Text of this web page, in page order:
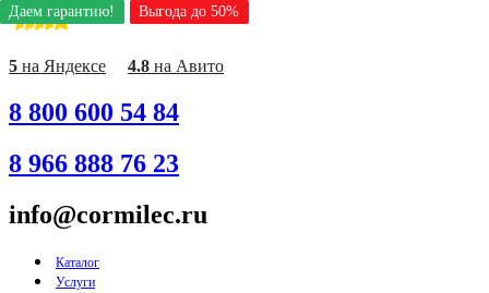
Перейти
к
содержимому
5 на Яндексе 4.8 на Авито
8 800 600 54 84
8 966 888 76 23
info@cormilec.ru
Каталог
Услуги
Даем гарантию! Выгода до 50%
Даем гарантию! Выгода до 50%
Даем гарантию! Выгода до 50%
Даем гарантию! Выгода до 50%
Даем гарантию! Выгода до 50%
Даем гарантию! Выгода до 50%
Даем гарантию! Выгода до 50%
Даем гарантию! Выгода до 50%
Даем гарантию! Выгода до 50%